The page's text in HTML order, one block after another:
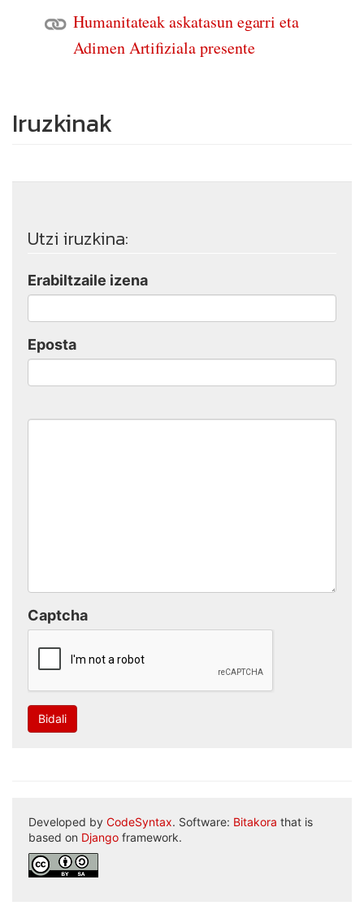
Humanitateak askatasun egarri eta
Adimen Artifiziala presente
Iruzkinak
Utzi iruzkina:
Erabiltzaile izena
Eposta
Captcha
Bidali
Developed by CodeSyntax. Software: Bitakora that is
based on Django framework.